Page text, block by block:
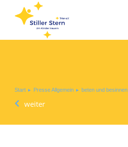
Sie befinden sich hier:
Start Presse Allgemein beten und besinnen
weiter